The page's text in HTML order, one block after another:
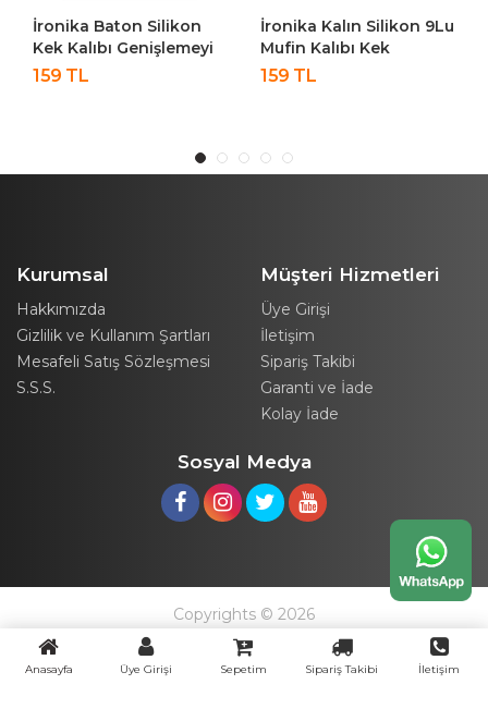
İronika Baton Silikon
Kek Kalıbı Genişlemeyi
Önleyen Extra
159 TL
İronika Kalın Silikon 9Lu
Mufin Kalıbı Kek
Çikolata Kurabiye Kalıbı
159 TL
Kurumsal
Hakkımızda
Gizlilik ve Kullanım Şartları
Mesafeli Satış Sözleşmesi
S.S.S.
Müşteri Hizmetleri
Üye Girişi
İletişim
Sipariş Takibi
Garanti ve İade
Kolay İade
Sosyal Medya
Copyrights © 2026
Anasayfa Üye Girişi Sepetim Sipariş Takibi İletişim